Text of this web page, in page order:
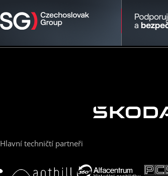
Hlavní techničtí partneři